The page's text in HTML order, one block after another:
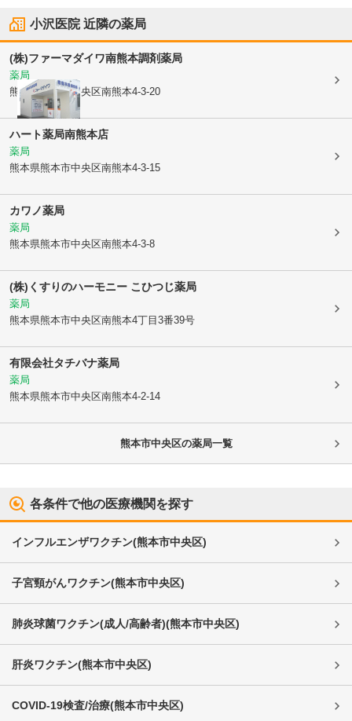
小沢医院近隣の薬局
(株)ファーマダイワ南熊本調剤薬局
薬局
熊本県熊本市中央区南熊本4-3-20
ハート薬局南熊本店
薬局
熊本県熊本市中央区南熊本4-3-15
カワノ薬局
薬局
熊本県熊本市中央区南熊本4-3-8
(株)くすりのハーモニー こひつじ薬局
薬局
熊本県熊本市中央区南熊本4丁目3番39号
有限会社タチバナ薬局
薬局
熊本県熊本市中央区南熊本4-2-14
熊本市中央区の薬局一覧
各条件で他の医療機関を探す
インフルエンザワクチン(熊本市中央区)
子宮頸がんワクチン(熊本市中央区)
肺炎球菌ワクチン(成人/高齢者)(熊本市中央区)
肝炎ワクチン(熊本市中央区)
COVID-19検査/治療(熊本市中央区)